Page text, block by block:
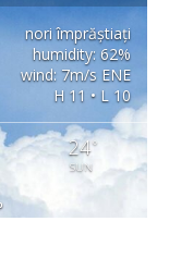
nori împrăștiați
humidity: 62%
wind: 7m/s ENE
H 11 • L 10
24°
SUN